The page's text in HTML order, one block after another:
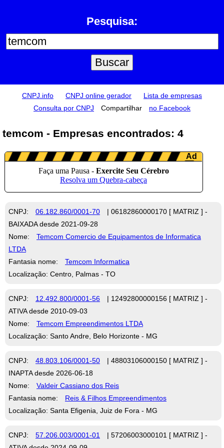
Pesquisa:
CNPJ.info CNPJ online gerador
Lista de empresas
Consulta por CNPJ
Compartilhar no Facebook
temcom - Empresas encontrados: 4
CNPJ: 06.182.860/0001-70
| 06182860000170 [ MATRIZ ] -
BAIXADA desde 2021-09-28
Nome:
Temcom Comercio de Equipamentos de Informatica
LTDA
Fantasia nome:
Temcom Informatica
Localização: Centro, Palmas - TO
CNPJ: 12.492.800/0001-56
| 12492800000156 [ MATRIZ ] -
ATIVA desde 2010-09-03
Nome:
Temcom Empreendimentos LTDA
Localização: Santo Andre, Belo Horizonte - MG
CNPJ: 48.803.106/0001-50
| 48803106000150 [ MATRIZ ] -
INAPTA desde 2026-06-18
Nome:
Valdeir Cassiano dos Reis
Fantasia nome:
Reis & Filhos Empreendimentos
Localização: Santa Efigenia, Juiz de Fora - MG
CNPJ: 57.206.003/0001-01
| 57206003000101 [ MATRIZ ] -